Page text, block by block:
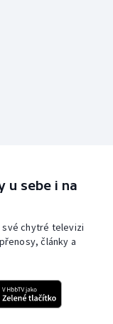
u sebe i na
své chytré televizi
články a